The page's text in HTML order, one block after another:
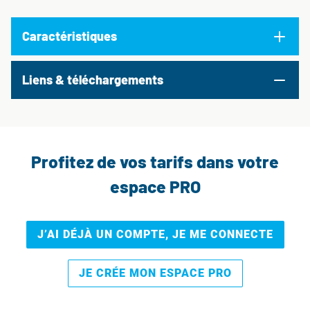
Caractéristiques
Liens & téléchargements
Profitez de vos tarifs dans votre
espace PRO
J’AI DÉJÀ UN COMPTE, JE ME CONNECTE
JE CRÉE MON ESPACE PRO